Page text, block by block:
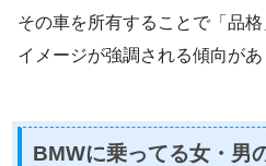
その車を所有することで「品
イメージが強調される傾向があ
BMWに乗ってる女・男